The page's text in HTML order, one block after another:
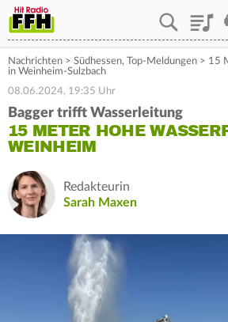
Nachrichten > Südhessen, Top-Meldungen > 15
in Weinheim-Sulzbach
08.06.2024, 19:35 Uhr
Bagger trifft Wasserleitung
15 METER HOHE
WEINHEIM
Redakteurin
Sarah Maxen